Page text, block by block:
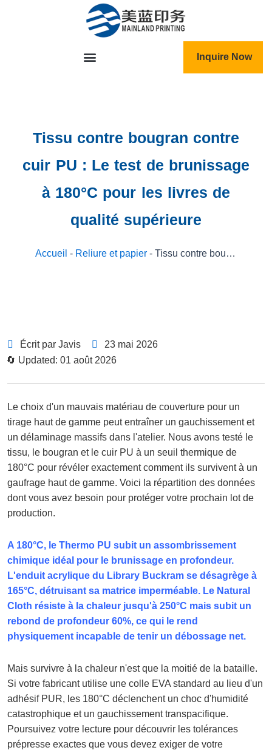
Inquire Now
Tissu contre bougran contre
cuir PU : Le test de brunissage
à 180°C pour les livres de
qualité supérieure
Accueil - Reliure et papier - Tissu contre bougran contre cuir PU : Le test de brunissage à 180°C pour les livres de qualité supérieure
Écrit par Javis
23 mai 2026
🔄 Updated: 01 août 2026
Le choix d'un mauvais matériau de couverture pour un
tirage haut de gamme peut entraîner un gauchissement et
un délaminage massifs dans l'atelier. Nous avons testé le
tissu, le bougran et le cuir PU à un seuil thermique de
180°C pour révéler exactement comment ils survivent à un
gaufrage haut de gamme. Voici la répartition des données
dont vous avez besoin pour protéger votre prochain lot de
production.
A 180°C, le Thermo PU subit un assombrissement
chimique idéal pour le brunissage en profondeur.
L'enduit acrylique du Library Buckram se désagrège à
165°C, détruisant sa matrice imperméable. Le Natural
Cloth résiste à la chaleur jusqu'à 250°C mais subit un
rebond de profondeur 60%, ce qui le rend
physiquement incapable de tenir un débossage net.
Mais survivre à la chaleur n'est que la moitié de la bataille.
Si votre fabricant utilise une colle EVA standard au lieu d'un
adhésif PUR, les 180°C déclenchent un choc d'humidité
catastrophique et un gauchissement transpacifique.
Poursuivez votre lecture pour découvrir les tolérances
prépresse exactes que vous devez exiger de votre